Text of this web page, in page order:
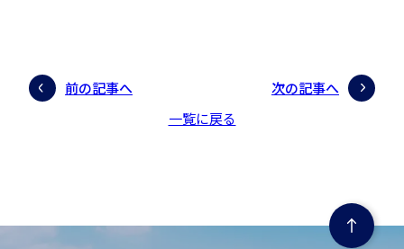
前の記事へ
一覧に戻る
次の記事へ
ページの先頭にもどる